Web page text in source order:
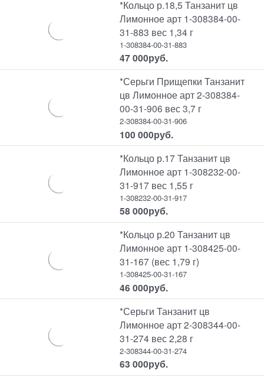
*Кольцо р.18,5 Танзанит цв
Лимонное арт 1-308384-00-
31-883 вес 1,34 г
1-308384-00-31-883
47 000руб.
*Серьги Прищепки Танзанит
цв Лимонное арт 2-308384-
00-31-906 вес 3,7 г
2-308384-00-31-906
100 000руб.
*Кольцо р.17 Танзанит цв
Лимонное арт 1-308232-00-
31-917 вес 1,55 г
1-308232-00-31-917
58 000руб.
*Кольцо р.20 Танзанит цв
Лимонное арт 1-308425-00-
31-167 (вес 1,79 г)
1-308425-00-31-167
46 000руб.
*Серьги Танзанит цв
Лимонное арт 2-308344-00-
31-274 вес 2,28 г
2-308344-00-31-274
63 000руб.